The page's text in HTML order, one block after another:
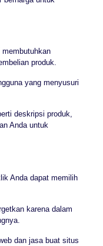
produk.
yang menyusuri
deskripsi produk,
Anda untuk
Anda dapat memilih
karena dalam
dan jasa buat situs